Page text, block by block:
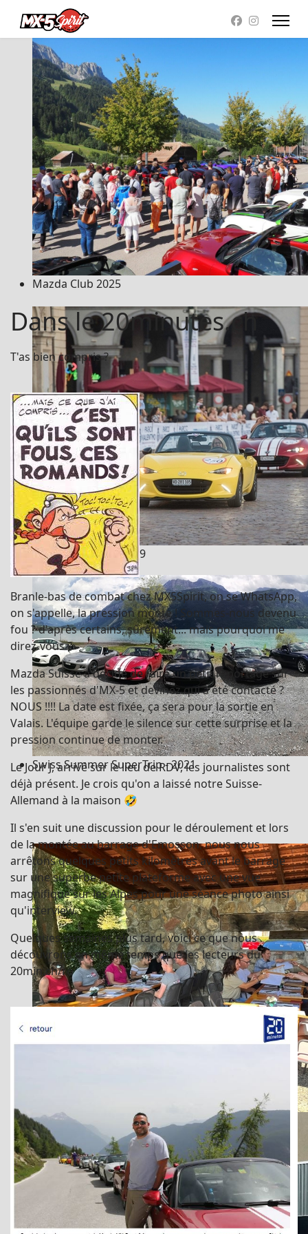
Mazda Club 2025
MX-5 Icones Day 2019
Swiss Summer SuperTrip - 2021
Swiss Summer SuperTrip - 2022
Dans le 20minutes.ch
T'as bien compris ?
Branle-bas de combat chez MX5Spirit, on se WhatsApp,
on s'appelle, la pression monte ! Sommes-nous devenu
fou ? d'après certains, sûrement... mais pourquoi me
direz-vous ?
Mazda Suisse a décidé de faire un petit reportage sur
les passionnés d'MX-5 et devinez qui a été contacté ?
NOUS !!!! La date est fixée, ça sera pour la sortie en
Valais. L'équipe garde le silence sur cette surprise et la
pression continue de monter.
Le Jour J, arrivé sur le lieu de RDV, les journalistes sont
déjà présent. Je crois qu'on a laissé notre Suisse-
Allemand à la maison 🤣
Il s'en suit une discussion pour le déroulement et lors
de la montée au barrage d'Emosson, nous nous
arrêtons quelques petits kilomètres avant le barrage
sur une superbe petite plateforme avec une vue
magnifique sur les Alpes pour une séance photo ainsi
qu'interview.
Quelques semaines plus tard, voici ce que nous
découvrons en même temps que les lecteurs du
20min.ch/ro